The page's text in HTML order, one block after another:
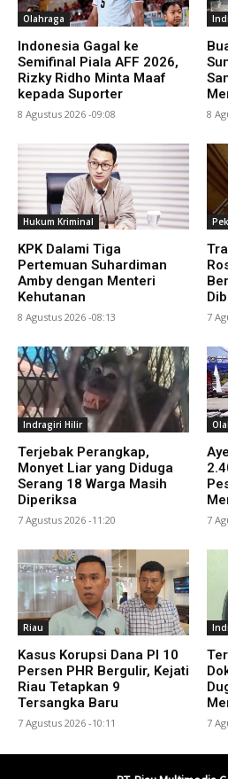
Olahraga
Indonesia Gagal ke
Semifinal Piala AFF 2026,
Rizky Ridho Minta Maaf
kepada Suporter
8 Agustus 2026 -09:08 8
Hukum Kriminal
KPK Dalami Tiga
Pertemuan Suhardiman
Amby dengan Menteri
Kehutanan
8 Agustus 2026 -08:13 7
Indragiri Hilir
Terjebak Perangkap,
Monyet Liar yang Diduga
Serang 18 Warga Masih
Diperiksa
7 Agustus 2026 -11:20 7
Riau
Kasus Korupsi Dana PI 10
Persen PHR Bergulir, Kejati
Riau Tetapkan 9
Tersangka Baru
7 Agustus 2026 -10:11 7